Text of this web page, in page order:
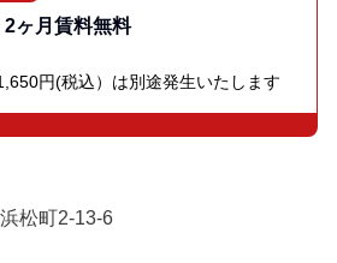
2ヶ月賃料無料
円(税込）は別途発生いたします
松町2-13-6